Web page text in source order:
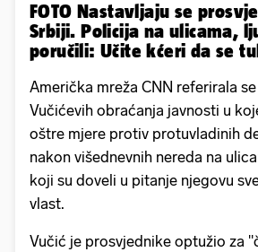
FOTO Nastavljaju se
Srbiji. Policija na ulicama,
poručili: Učite kćeri da se
Američka mreža CNN referirala
Vučićevih obraćanja javnosti u
oštre mjere protiv protuvladinih
nakon višednevnih nereda na
koji su doveli u pitanje njegovu
vlast.
Vučić je prosvjednike optužio za